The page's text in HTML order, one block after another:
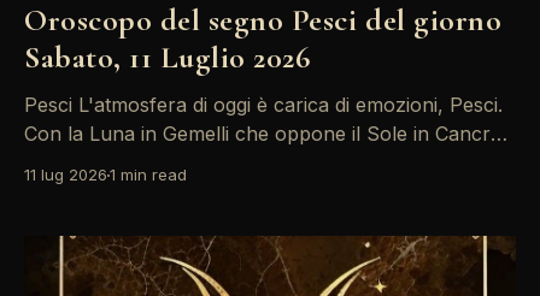
Oroscopo del segno Pesci del giorno
Sabato, 11 Luglio 2026
Pesci L'atmosfera di oggi è carica di emozioni, Pesci.
Con la Luna in Gemelli che oppone il Sole in Cancro,
complesse del solito. Prenditi un momento per
che nel lavoro. Le energie di
11 lug 20261 min read